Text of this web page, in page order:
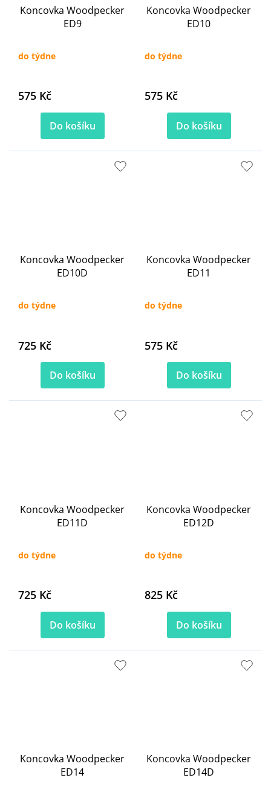
Koncovka Woodpecker
ED9
do týdne
575 Kč
Do košíku
Koncovka Woodpecker
ED10
do týdne
575 Kč
Do košíku
Koncovka Woodpecker
ED10D
do týdne
725 Kč
Do košíku
Koncovka Woodpecker
ED11
do týdne
575 Kč
Do košíku
Koncovka Woodpecker
ED11D
do týdne
725 Kč
Do košíku
Koncovka Woodpecker
ED12D
do týdne
825 Kč
Do košíku
Koncovka Woodpecker
ED14
Koncovka Woodpecker
ED14D